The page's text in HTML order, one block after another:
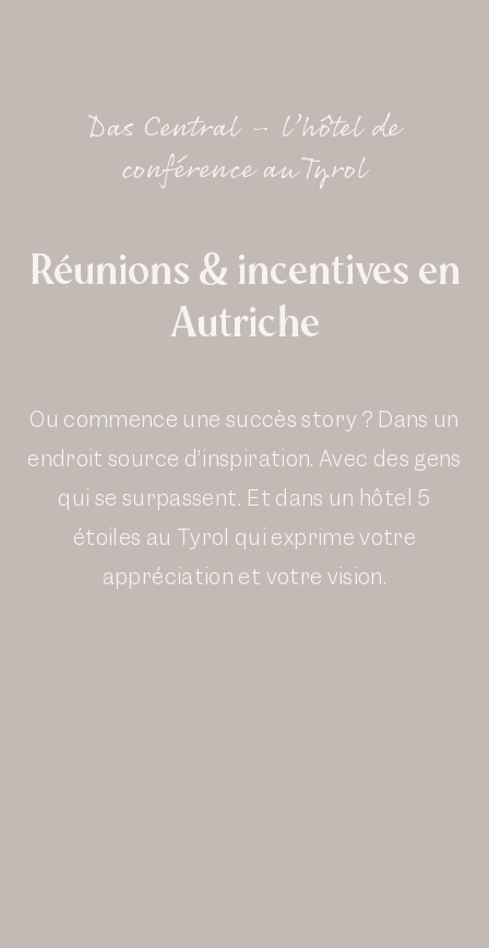
Das Central – l’hôtel de
conférence au Tyrol
Réunions & incentives en
Autriche
Ou commence une succès story ? Dans un
endroit source d’inspiration. Avec des gens
qui se surpassent. Et dans un hôtel 5
étoiles au Tyrol qui exprime votre
appréciation et votre vision.